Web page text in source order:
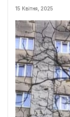
15 Квітня, 2025